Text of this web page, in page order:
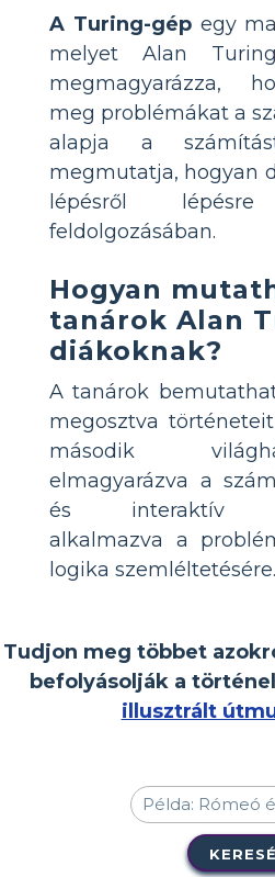
A Turing-gépegy
melyet Alan
megmagyarázza,
meg problémákat a
alapja a
megmutatja, hogyan
lépésről
feldolgozásában.
Hogyan
tanárok Alan
diákoknak?
A tanárok
megosztva
második
elmagyarázva a
és interaktív
alkalmazva a
logika szemléltetésére.
Tudjon meg többet
befolyásolják a
illusztrált